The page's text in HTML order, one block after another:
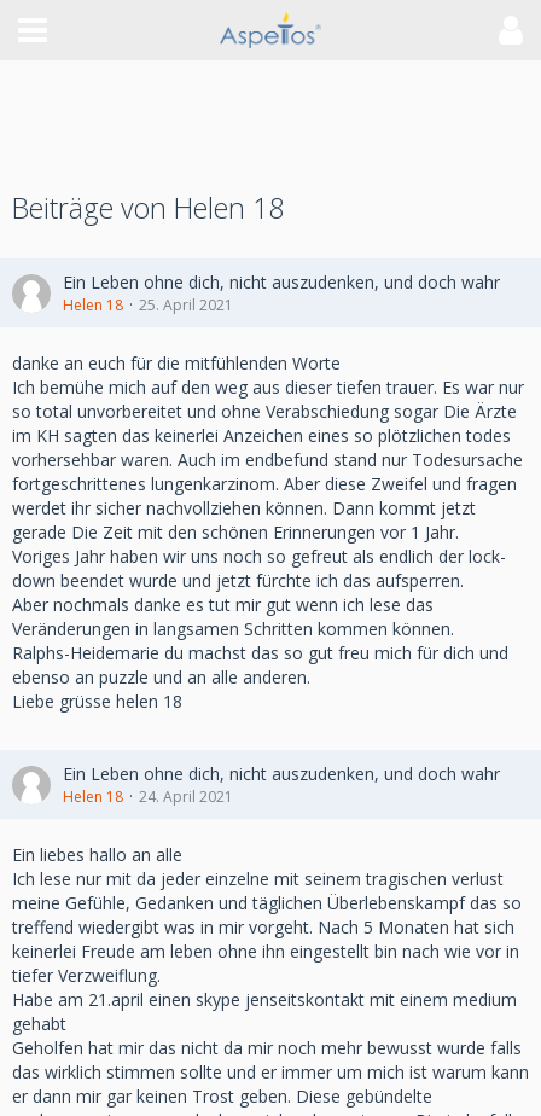
Beiträge von Helen 18
Ein Leben ohne dich, nicht auszudenken, und doch wahr
Helen 18 25. April 2021
danke an euch für die mitfühlenden Worte
Ich bemühe mich auf den weg aus dieser tiefen trauer. Es war nur
so total unvorbereitet und ohne Verabschiedung sogar Die Ärzte
im KH sagten das keinerlei Anzeichen eines so plötzlichen todes
vorhersehbar waren. Auch im endbefund stand nur Todesursache
fortgeschrittenes lungenkarzinom. Aber diese Zweifel und fragen
werdet ihr sicher nachvollziehen können. Dann kommt jetzt
gerade Die Zeit mit den schönen Erinnerungen vor 1 Jahr.
Voriges Jahr haben wir uns noch so gefreut als endlich der lock-
down beendet wurde und jetzt fürchte ich das aufsperren.
Aber nochmals danke es tut mir gut wenn ich lese das
Veränderungen in langsamen Schritten kommen können.
Ralphs-Heidemarie du machst das so gut freu mich für dich und
ebenso an puzzle und an alle anderen.
Liebe grüsse helen 18
Ein Leben ohne dich, nicht auszudenken, und doch wahr
Helen 18 24. April 2021
Ein liebes hallo an alle
Ich lese nur mit da jeder einzelne mit seinem tragischen verlust
meine Gefühle, Gedanken und täglichen Überlebenskampf das so
treffend wiedergibt was in mir vorgeht. Nach 5 Monaten hat sich
keinerlei Freude am leben ohne ihn eingestellt bin nach wie vor in
tiefer Verzweiflung.
Habe am 21.april einen skype jenseitskontakt mit einem medium
gehabt
Geholfen hat mir das nicht da mir noch mehr bewusst wurde falls
das wirklich stimmen sollte und er immer um mich ist warum kann
er dann mir gar keinen Trost geben. Diese gebündelte